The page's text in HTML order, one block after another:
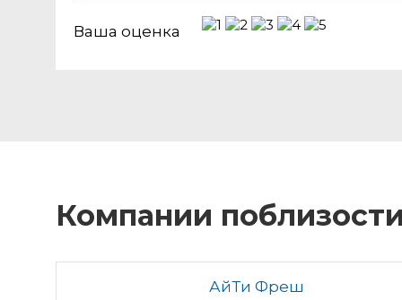
Ваша оценка
Компании
АйТи Фреш